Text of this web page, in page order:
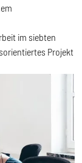
im siebten
Projekt